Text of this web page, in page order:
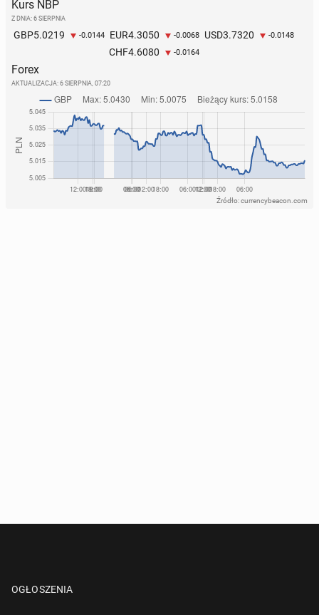
Kurs NBP
Z DNIA: 6 SIERPNIA
GBP5.0219 -0.0144 EUR4.3050 -0.0068 USD3.7320 -0.0148
CHF4.6080 -0.0164
Forex
AKTUALIZACJA: 6 SIERPNIA, 07:20
Źródło: currencybeacon.com
OGŁOSZENIA